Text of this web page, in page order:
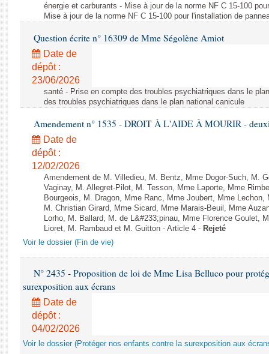
énergie et carburants - Mise à jour de la norme NF C 15-100
Mise à jour de la norme NF C 15-100 pour l'installation de
Question écrite n° 16309 de Mme Ségolène Amiot
Date de
dépôt :
23/06/2026
santé - Prise en compte des troubles psychiatriques dans le
des troubles psychiatriques dans le plan national canicule
Amendement n° 1535 - DROIT À L'AIDE À MOURIR -
Date de
dépôt :
12/02/2026
Amendement de M. Villedieu, M. Bentz, Mme Dogor-Such, M.
Vaginay, M. Allegret-Pilot, M. Tesson, Mme Laporte, Mme
Bourgeois, M. Dragon, Mme Ranc, Mme Joubert, Mme
M. Christian Girard, Mme Sicard, Mme Marais-Beuil, Mme
Lorho, M. Ballard, M. de L&#233;pinau, Mme Florence Goulet,
Lioret, M. Rambaud et M. Guitton - Article 4 - Rejeté
Voir le dossier (Fin de vie)
N° 2435 - Proposition de loi de Mme Lisa Belluco pour
surexposition aux écrans
Date de
dépôt :
04/02/2026
Voir le dossier (Protéger nos enfants contre la surexposition aux